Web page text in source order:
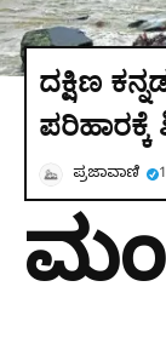
ದಕ್ಷಿಣ
ಪರಿಹಾರಕ್ಕೆ
ಪ್ರಜಾವಾಣಿ
ಮಂ